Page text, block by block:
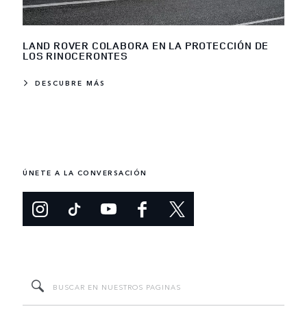
LAND ROVER COLABORA EN LA PROTECCIÓN DE
LOS RINOCERONTES
DESCUBRE MÁS
ÚNETE A LA CONVERSACIÓN